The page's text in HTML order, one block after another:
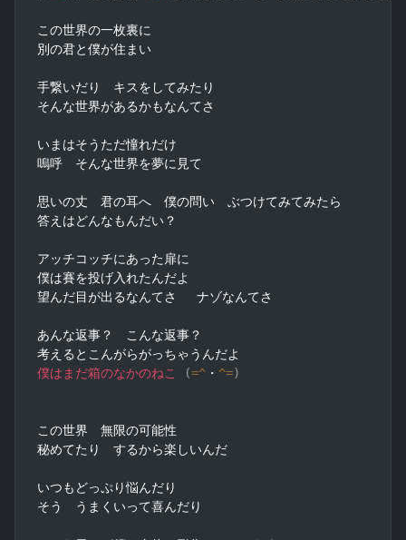
この世界の一枚裏に
別の君と僕が住まい
手繋いだり　キスをしてみたり
そんな世界があるかもなんてさ
いまはそうただ憧れだけ
嗚呼　そんな世界を夢に見て
思いの丈　君の耳へ　僕の問い　ぶつけてみてみたら
答えはどんなもんだい？
アッチコッチにあった扉に
僕は賽を投げ入れたんだよ
望んだ目が出るなんてさ 　ナゾなんてさ
あんな返事？　こんな返事？
僕はまだ箱のなかのねこ
(=^ ・ ^=)
この世界　無限の可能性
秘めてたり　するから楽しいんだ
いつもどっぷり悩んだり
そう　うまくいって喜んだり